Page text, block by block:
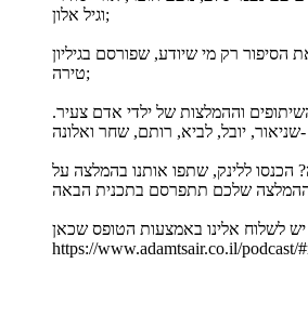
וגיל אלון;
הסיפור רק מי שיודע, שפורסם בגיליון
טירה;
וההמלצות של ילדי אדם צעיר.
הכנסו ללינק, שתפו אותנו בהמלצה על
לשלוח אלינו באמצעות הטופס שכאן:
https://www.adamtsair.co.il/podcast/